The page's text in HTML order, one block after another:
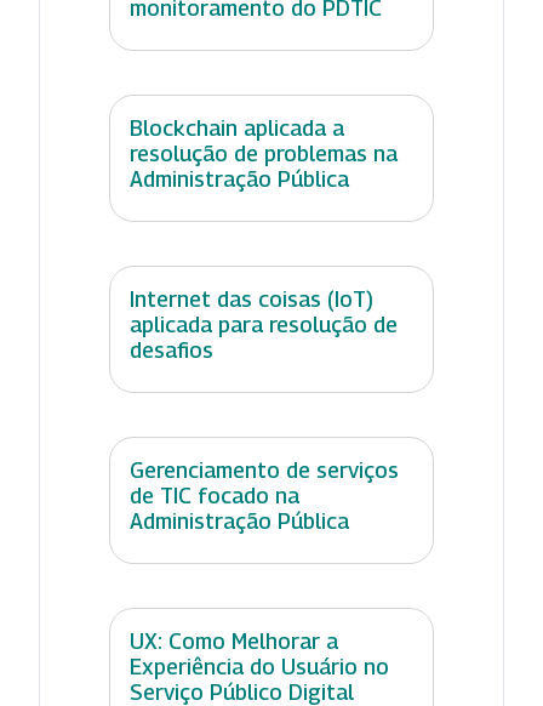
monitoramento do PDTIC
Blockchain aplicada a
resolução de problemas na
Administração Pública
Internet das coisas (IoT)
aplicada para resolução de
desafios
Gerenciamento de serviços
de TIC focado na
Administração Pública
UX: Como Melhorar a
Experiência do Usuário no
Serviço Público Digital